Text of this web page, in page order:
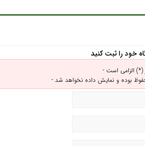
خود را ثبت کنید
(*) الزامی است -
بوده و نمایش داده نخواهد شد -